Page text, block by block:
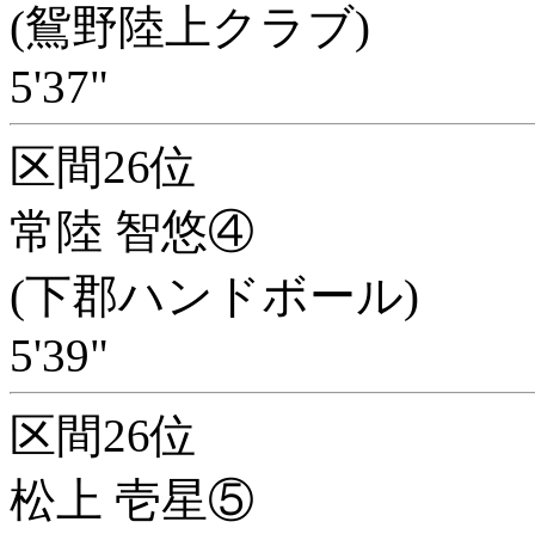
(鴛野陸上クラブ)
5'37"
区間26位
常陸 智悠④
(下郡ハンドボール)
5'39"
区間26位
松上 壱星⑤